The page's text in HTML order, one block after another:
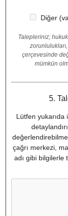
Diğer
Talepleriniz;
çerçevesinde
mümkün
5.
Lütfen yukarıda
çağrı merkezi,
adı gibi bilgilerle